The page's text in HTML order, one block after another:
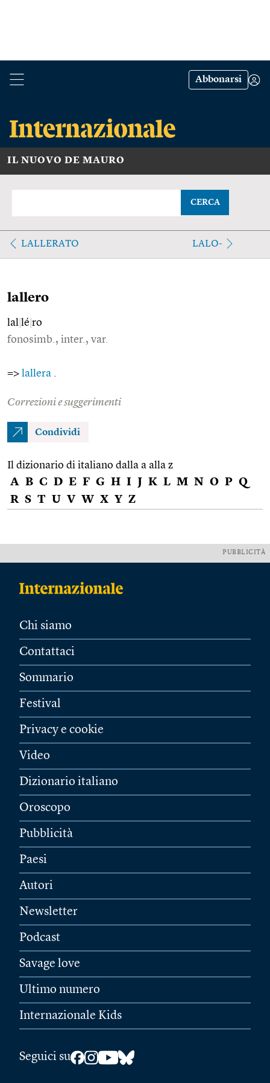
Abbonarsi
IL NUOVO DE MAURO
CERCA
LALLERATO LALO-
lallero
lal lé ro
fonosimb., inter., var.
=> lallera
Correzioni e suggerimenti
Condividi
Il dizionario di italiano dalla a alla z
A B C D E F G H I J K L M N O P Q
R S T U V W X Y Z
PUBBLICITÀ
Chi siamo
Contattaci
Sommario
Festival
Privacy e cookie
Video
Dizionario italiano
Oroscopo
Pubblicità
Paesi
Autori
Newsletter
Podcast
Savage love
Ultimo numero
Internazionale Kids
Seguici su